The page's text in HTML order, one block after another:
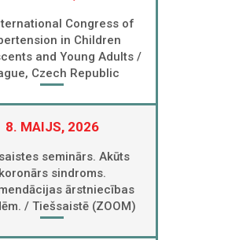
Congress of
in Children
and Young Adults /
Czech Republic
8. MAIJS, 2026
seminārs. Akūts
koronārs sindroms.
ārstniecības
/ Tiešsaistē (ZOOM)